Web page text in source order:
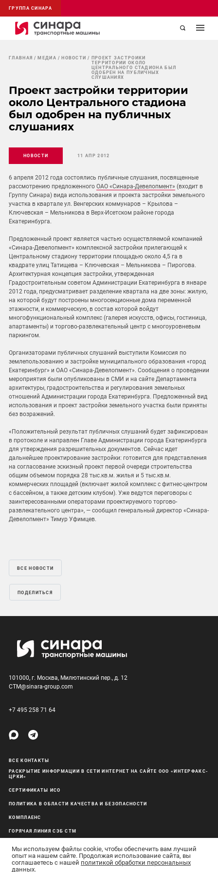
ГРУППА СИНАРА
ГЛАВНАЯ МЕДИА НОВОСТИ
ПРОЕКТ ЗАСТРОЙКИ
ТЕРРИТОРИИ ОКОЛО
ЦЕНТРАЛЬНОГО СТАДИОНА БЫЛ
ОДОБРЕН НА ПУБЛИЧНЫХ
СЛУШАНИЯХ
Проект застройки территории
около Центрального стадиона
был одобрен на публичных
слушаниях
НОВОСТИ 11 АПР 2012
6 апреля 2012 года состоялись публичные слушания, посвященные
рассмотрению предложенного ОАО «Синара-Девелопмент» (входит в
Группу Синара) вида использования и проекта застройки земельного
участка в квартале ул. Венгерских коммунаров – Крылова –
Ключевская – Мельникова в Верх-Исетском районе города
Екатеринбурга.
Предложенный проект является частью осуществляемой компанией
«Синара-Девелопмент» комплексной застройки прилегающей к
Центральному стадиону территории площадью около 4,5 га в
квадрате улиц Татищева – Ключевская – Мельникова – Пирогова.
Архитектурная концепция застройки, утвержденная
Градостроительным советом Администрации Екатеринбурга в январе
2012 года, предусматривает разделение квартала на две зоны: жилую,
на которой будут построены многосекционные дома переменной
этажности, и коммерческую, в состав которой войдут
многофункциональный комплекс (галерея искусств, офисы, гостиница,
апартаменты) и торгово-развлекательный центр с многоуровневым
паркингом.
Организаторами публичных слушаний выступили Комиссия по
землепользованию и застройке муниципального образования «город
Екатеринбург» и ОАО «Синара-Девелопмент». Сообщения о проведении
мероприятия были опубликованы в СМИ и на сайте Департамента
архитектуры, градостроительства и регулирования земельных
отношений Администрации города Екатеринбурга. Предложенный вид
использования и проект застройки земельного участка были приняты
без возражений.
«Положительный результат публичных слушаний будет зафиксирован
в протоколе и направлен Главе Администрации города Екатеринбурга
для утверждения разрешительных документов. Сейчас идет
дальнейшее проектирование застройки: готовится для представления
на согласование эскизный проект первой очереди строительства
общим объемом порядка 28 тыс.кв.м. жилья и 5 тыс.кв.м.
коммерческих площадей (включает жилой комплекс с фитнес-центром
с бассейном, а также детским клубом). Уже ведутся переговоры с
заинтересованными операторами проектируемого торгово-
развлекательного центра», — сообщил генеральный директор «Синара-
Девелопмент» Тимур Уфимцев.
ВСЕ НОВОСТИ
ПОДЕЛИТЬСЯ
101000, г. Москва, Милютинский пер., д. 12
CTM@sinara-group.com
+7 495 258 71 64
ВСЕ КОНТАКТЫ
РАСКРЫТИЕ ИНФОРМАЦИИ В СЕТИ ИНТЕРНЕТ НА САЙТЕ ООО «ИНТЕРФАКС-
ЦРКИ»
СЕРТИФИКАТЫ ИСО
ПОЛИТИКА В ОБЛАСТИ КАЧЕСТВА И БЕЗОПАСНОСТИ
КОМПЛАЕНС
ГОРЯЧАЯ ЛИНИЯ СЭБ СТМ
Мы используем файлы cookie, чтобы обеспечить вам лучший
опыт на нашем сайте. Продолжая использование сайта, вы
соглашаетесь с нашей политикой обработки персональных
данных.